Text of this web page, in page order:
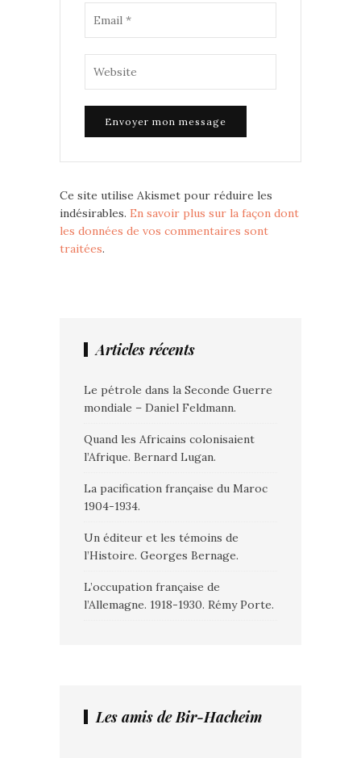
Ce site utilise Akismet pour réduire les
indésirables. En savoir plus sur la façon dont
les données de vos commentaires sont
traitées.
Articles récents
Le pétrole dans la Seconde Guerre
mondiale – Daniel Feldmann.
Quand les Africains colonisaient
l’Afrique. Bernard Lugan.
La pacification française du Maroc
1904-1934.
Un éditeur et les témoins de
l’Histoire. Georges Bernage.
L’occupation française de
l’Allemagne. 1918-1930. Rémy Porte.
Les amis de Bir-Hacheim